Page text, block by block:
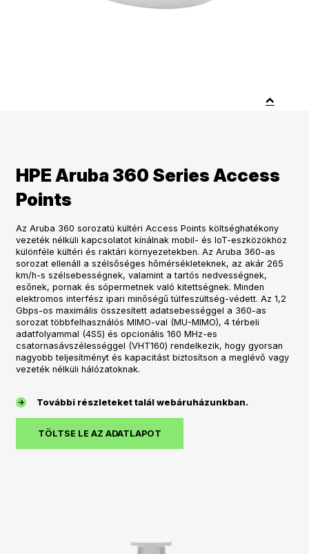
HPE Aruba 360 Series Access
Points
Az Aruba 360 sorozatú kültéri Access Points költséghatékony
vezeték nélküli kapcsolatot kínálnak mobil- és IoT-eszközökhöz
különféle kültéri és raktári környezetekben. Az Aruba 360-as
sorozat ellenáll a szélsőséges hőmérsékleteknek, az akár 265
km/h-s szélsebességnek, valamint a tartós nedvességnek,
esőnek, pornak és sópermetnek való kitettségnek. Minden
elektromos interfész ipari minőségű túlfeszültség-védett. Az 1,2
Gbps-os maximális összesített adatsebességgel a 360-as
sorozat többfelhasználós MIMO-val (MU-MIMO), 4 térbeli
adatfolyammal (4SS) és opcionális 160 MHz-es
csatornasávszélességgel (VHT160) rendelkezik, hogy gyorsan
nagyobb teljesítményt és kapacitást biztosítson a meglévő vagy
vezeték nélküli hálózatoknak.
További részleteket talál webáruházunkban.
TÖLTSE LE AZ ADATLAPOT